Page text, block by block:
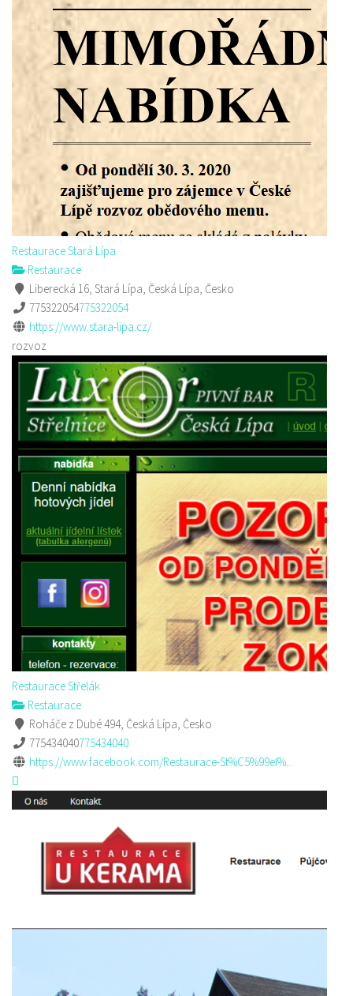
Restaurace Stará Lípa
Restaurace
Liberecká 16, Stará Lípa, Česká Lípa, Česko
775322054775322054
https://www.stara-lipa.cz/
rozvoz
Restaurace Střelák
Restaurace
Roháče z Dubé 494, Česká Lípa, Česko
775434040775434040
https://www.facebook.com/Restaurace-St%C5%99el%...